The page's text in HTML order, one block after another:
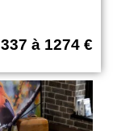
337 à 1274 €